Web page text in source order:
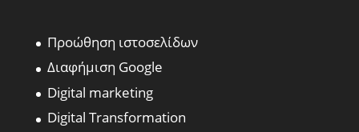
Προώθηση ιστοσελίδων
Διαφήμιση Google
Digital marketing
Digital Transformation